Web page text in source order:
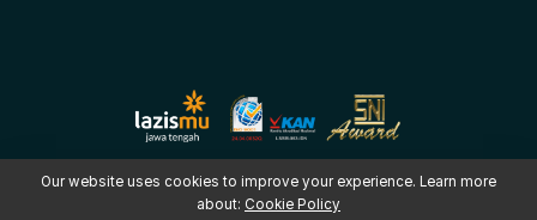
Our website uses cookies to improve your experience. Learn more
about: Cookie Policy